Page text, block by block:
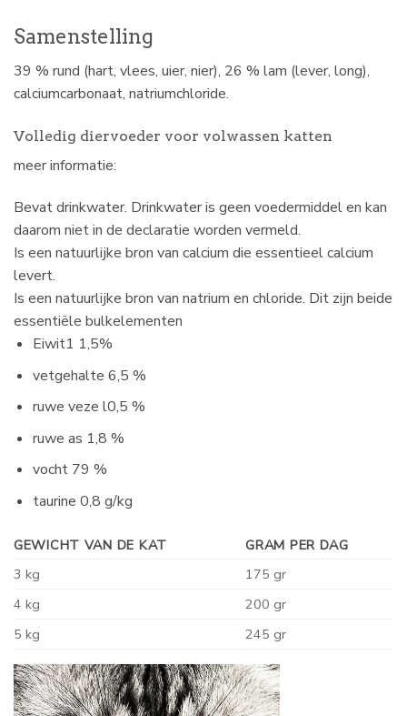
Samenstelling
39 % rund (hart, vlees, uier, nier), 26 % lam (lever, long),
calciumcarbonaat, natriumchloride.
Volledig diervoeder voor volwassen katten
meer informatie:
Bevat drinkwater. Drinkwater is geen voedermiddel en kan
daarom niet in de declaratie worden vermeld.
Is een natuurlijke bron van calcium die essentieel calcium
levert.
Is een natuurlijke bron van natrium en chloride. Dit zijn beide
essentiële bulkelementen
Eiwit1 1,5%
vetgehalte 6,5 %
ruwe veze l0,5 %
ruwe as 1,8 %
vocht 79 %
taurine 0,8 g/kg
GEWICHT VAN DE KAT
GRAM PER DAG
3 kg
175 gr
4 kg
200 gr
5 kg
245 gr